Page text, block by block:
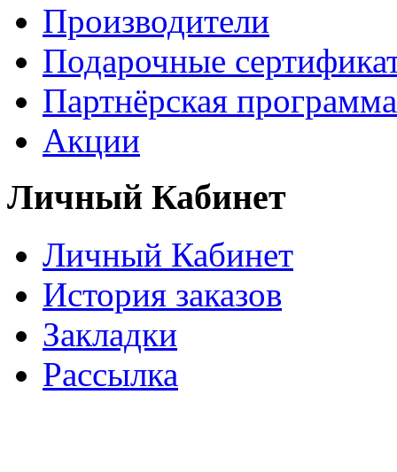
Производители
Подарочные
Партнёрская программа
Акции
Личный Кабинет
Личный Кабинет
История заказов
Закладки
Рассылка